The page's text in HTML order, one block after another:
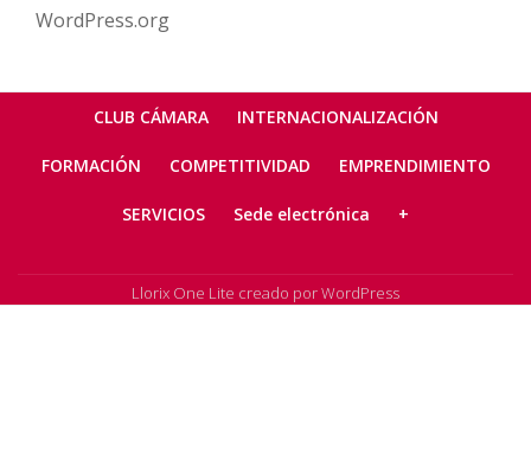
WordPress.org
Menú
secundario
CLUB CÁMARA INTERNACIONALIZACIÓN
FORMACIÓN COMPETITIVIDAD EMPRENDIMIENTO
SERVICIOS Sede electrónica +
Llorix One Lite creado porWordPress